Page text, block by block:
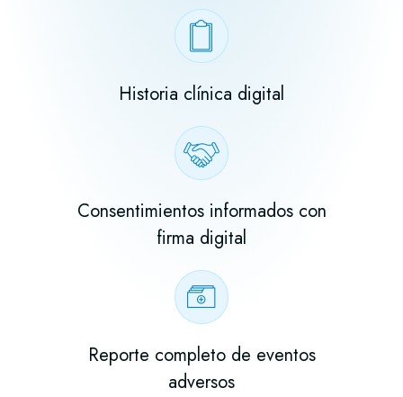
Historia clínica digital
Consentimientos informados con
firma digital
Reporte completo de eventos
adversos